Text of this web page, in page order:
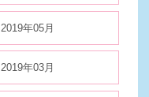
2019年05月
2019年03月